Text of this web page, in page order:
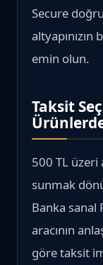
Secure
emin olun.
Taksit
500 TL üzeri
sunmak
Banka sanal
aracının
göre taksit